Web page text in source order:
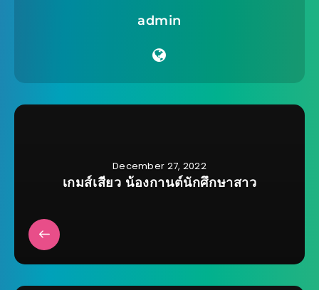
admin
December 27, 2022
เกมส์เสียว น้องกานต์นักศึกษาสาว